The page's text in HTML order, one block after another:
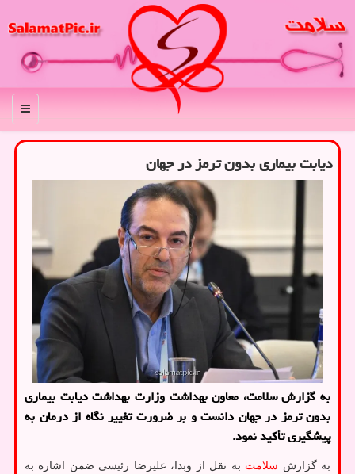
منو
دیابت بیماری بدون ترمز در جهان
به گزارش سلامت، معاون بهداشت وزارت بهداشت دیابت بیماری
بدون ترمز در جهان دانست و بر ضرورت تغییر نگاه از درمان به
پیشگیری تأکید نمود.
به گزارش سلامت به نقل از وبدا، علیرضا رئیسی ضمن اشاره به